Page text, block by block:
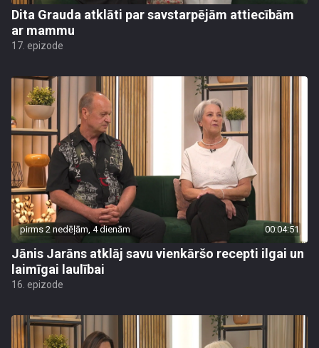
Dita Grauda atklāti par savstarpējām attiecībām
ar mammu
17. epizode
pirms 2 nedēļām, 4 dienām 00:04:51
Jānis Jarāns atklāj savu vienkāršo recepti ilgai un
laimīgai laulībai
16. epizode